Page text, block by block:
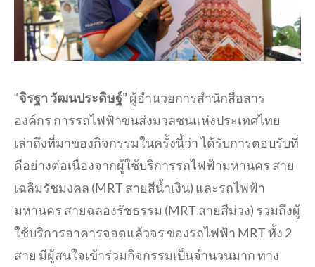
“จิรฐา วัฒนประดิษฐ์”ผู้อำนวยการสำนักสื่อสาร
องค์กร การรถไฟฟ้าขนส่งมวลชนแห่งประเทศไทย
เล่าถึงที่มาของกิจกรรมในครั้งนี้ว่า ได้รับการตอบรับที่
ดีอย่างต่อเนื่องจากผู้ใช้บริการรถไฟฟ้ามหานคร สาย
เฉลิมรัชมงคล (MRT สายสีน้ำเงิน) และรถไฟฟ้า
มหานคร สายฉลองรัชธรรม (MRT สายสีม่วง) รวมถึงผู้
ใช้บริการอาคารจอดแล้วจร ของรถไฟฟ้า MRT ทั้ง 2
สาย มีผู้สนใจเข้าร่วมกิจกรรมเป็นจำนวนมาก ทาง